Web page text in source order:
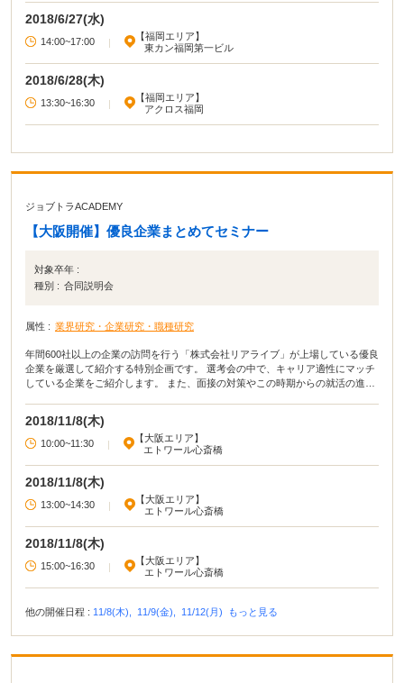
2018/6/27(水)
14:00~17:00 |
【福岡エリア】
東カン福岡第一ビル
2018/6/28(木)
13:30~16:30 |
【福岡エリア】
アクロス福岡
ジョブトラACADEMY
【大阪開催】優良企業まとめてセミナー
対象卒年 :
種別 : 合同説明会
属性 : 業界研究・企業研究・職種研究
年間600社以上の企業の訪問を行う「株式会社リアライブ」が上場している優良
企業を厳選して紹介する特別企画です。 選考会の中で、キャリア適性にマッチ
している企業をご紹介します。 また、面接の対策やこの時期からの就活の進め
くと魅力に思う方も、逆に怪しいと思う方もいるかもしれません。 私たちは企
業の人事担当者とお打合せを重ね、独自の選考フローを組むことができている
から可能になります。 詳細は当日きちんとご説明させていただきます！
2018/11/8(木)
10:00~11:30 |
【大阪エリア】
エトワール心斎橋
2018/11/8(木)
13:00~14:30 |
【大阪エリア】
エトワール心斎橋
2018/11/8(木)
15:00~16:30 |
【大阪エリア】
エトワール心斎橋
他の開催日程 : 11/8(木), 11/9(金), 11/12(月) もっと見る